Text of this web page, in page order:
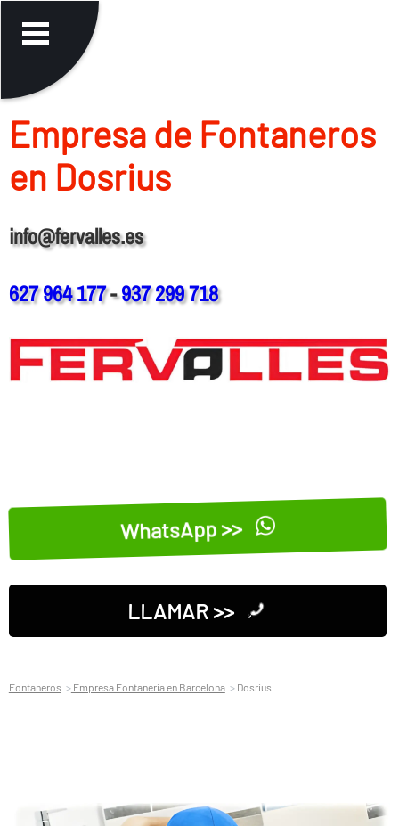
Empresa de Fontaneros
en Dosrius
info@fervalles.es
627 964 177-937 299 718
WhatsApp >>
LLAMAR >>
Fontaneros Empresa Fontaneria en Barcelona Dosrius